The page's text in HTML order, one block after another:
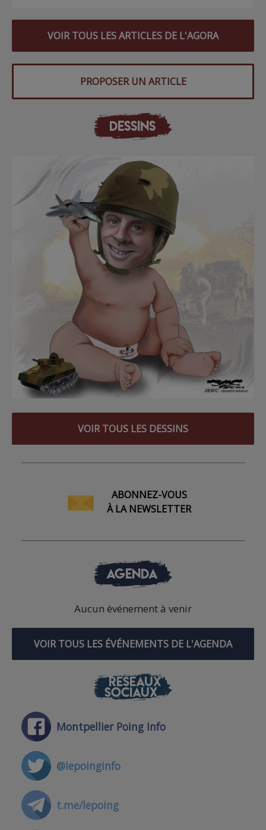
VOIR TOUS LES ARTICLES DE L'AGORA
PROPOSER UN ARTICLE
DESSINS
VOIR TOUS LES DESSINS
ABONNEZ-VOUS
À LA NEWSLETTER
AGENDA
Aucun événement à venir
VOIR TOUS LES ÉVÉNEMENTS DE L'AGENDA
RÉSEAUX
SOCIAUX
Montpellier Poing Info
@lepoinginfo
t.me/lepoing